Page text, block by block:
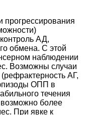
АД,
обмена. С этой
наблюдении
Возможны случаи
АГ,
ОПП в
течения
более
При явке к